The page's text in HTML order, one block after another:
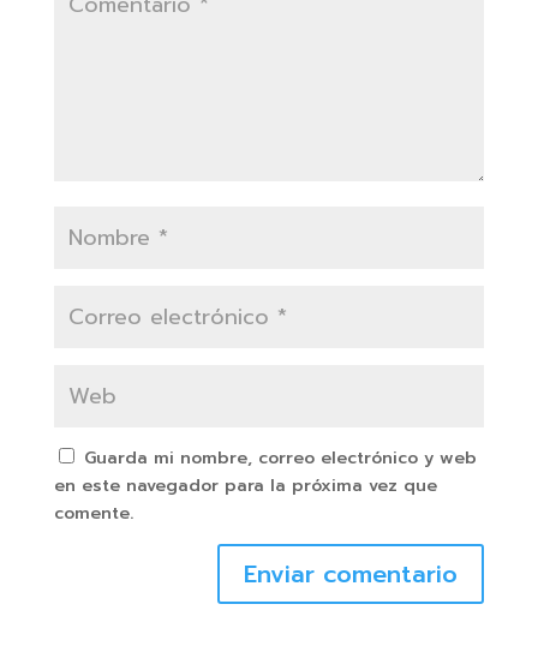
Guarda mi nombre, correo electrónico y web
en este navegador para la próxima vez que
comente.
Enviar comentario